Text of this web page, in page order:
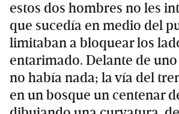
estos dos hombres no les
que sucedía en medio del
limitaban a bloquear los
entarimado. Delante de
no había nada; la vía del
en un bosque un centenar